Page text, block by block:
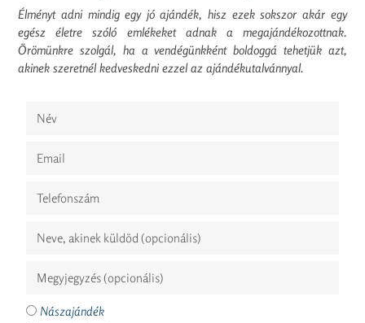
Élményt adni mindig egy jó ajándék, hisz ezek sokszor akár egy
egész életre szóló emlékeket adnak a megajándékozottnak.
Örömünkre szolgál, ha a vendégünkként boldoggá tehetjük azt,
akinek szeretnél kedveskedni ezzel az ajándékutalvánnyal.
Nászajándék